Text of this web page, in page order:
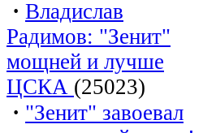
· Владислав
Радимов: "Зенит"
мощней и лучше
ЦСКА (25023)
· "Зенит" завоевал